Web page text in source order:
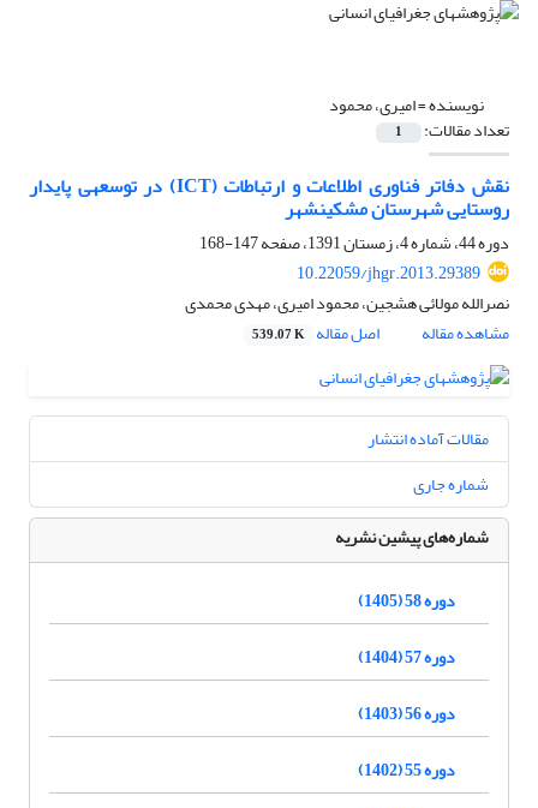
نویسنده =امیری، محمود
تعداد مقالات: 1
نقش دفاتر فناوری اطلاعات و ارتباطات (ICT) در توسعه‎ی پایدار
روستایی شهرستان مشکین‎شهر
دوره 44، شماره 4، زمستان 1391، صفحه
147-168
10.22059/jhgr.2013.29389
نصرالله مولائی هشجین، محمود امیری، مهدی محمدی
مشاهده مقاله
اصل مقاله 539.07 K
مقالات آماده انتشار
شماره جاری
شماره‌های پیشین نشریه
دوره 58 (1405)
دوره 57 (1404)
دوره 56 (1403)
دوره 55 (1402)